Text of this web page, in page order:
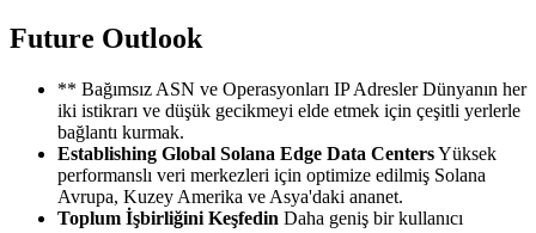
Future Outlook
** Bağımsız ASN ve Operasyonları IP Adresler Dünyanın her
iki istikrarı ve düşük gecikmeyi elde etmek için çeşitli yerlerle
bağlantı kurmak.
Establishing Global Solana Edge Data CentersYüksek
performanslı veri merkezleri için optimize edilmiş Solana
Avrupa, Kuzey Amerika ve Asya'daki ananet.
Toplum İşbirliğini Keşfedin Daha geniş bir kullanıcı